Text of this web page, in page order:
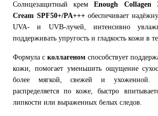
Солнцезащитный кремEnough
Cream SPF50+/PA+++обеспечивает
UVA- и UVB-лучей, интенсивно
поддерживать упругость и гладкость кожи в
Формула с коллагеном способствует
кожи, помогает уменьшить ощущение
более мягкой, свежей и ухоженной.
распределяется по коже, быстро
липкости или выраженных белых следов.